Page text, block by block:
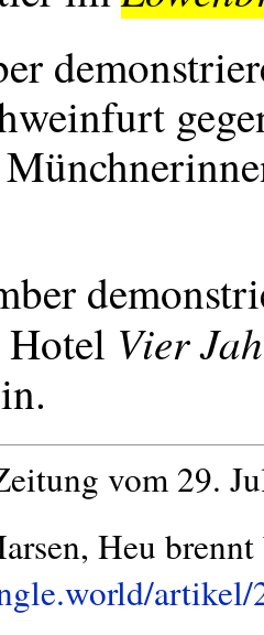
Vier
vom 29.
Heu
artikel/